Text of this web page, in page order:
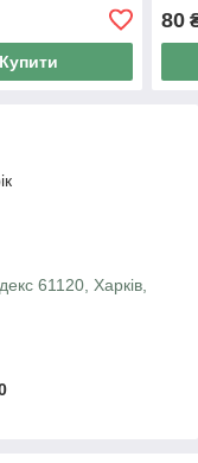
Купити
80
61120, Харків,